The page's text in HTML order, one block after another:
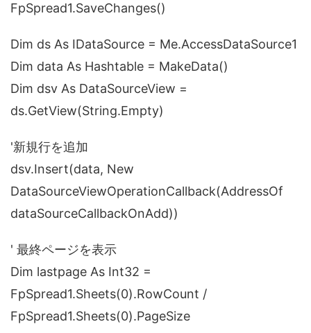
FpSpread1.SaveChanges()
Dim ds As IDataSource = Me.AccessDataSource1
Dim data As Hashtable = MakeData()
Dim dsv As DataSourceView =
ds.GetView(String.Empty)
'新規行を追加
dsv.Insert(data, New
DataSourceViewOperationCallback(AddressOf
dataSourceCallbackOnAdd))
' 最終ページを表示
Dim lastpage As Int32 =
FpSpread1.Sheets(0).RowCount /
FpSpread1.Sheets(0).PageSize